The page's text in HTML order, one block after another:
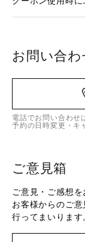
お問い合わ
電話でお問い合わせ
予約の日時変更・キ
ご意見箱
ご意見・ご感想を
お客様からのご
行ってまいります